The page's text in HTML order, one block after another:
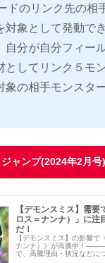
ドのリンク先の相
対象として発動でき
自分が自分フィー
としてリンク５モ
象の相手モンスタ
ャンプ(2024年2月
【デモンスミス】需
ロス＝ナンナ）」に注
だ！
【デモンスミス】の影響で
ナンナ）》が高騰中！
で、高騰理由・状況などに